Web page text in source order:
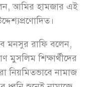
আমির হামজার এই
মনসুর রাফি বলেন,
মুসলিম শিক্ষার্থীদের
নিয়মিতভাবে নামাজ